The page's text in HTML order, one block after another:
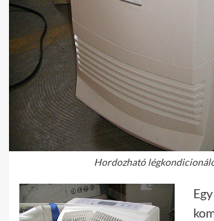
Hordozható